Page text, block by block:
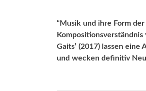
“Musik und ihre Form
Gaits’ (2017) lassen
und wecken definitiv